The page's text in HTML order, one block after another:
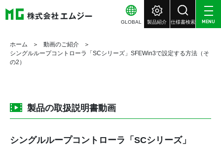
GLOBAL 製品紹介 仕様書検索 MENU
ホーム
動画のご紹介
シングルループコントローラ「SCシリーズ」SFEWin3で設定する方法（そ
の2）
製品の取扱説明書動画
シングルループコントローラ「SCシリーズ」